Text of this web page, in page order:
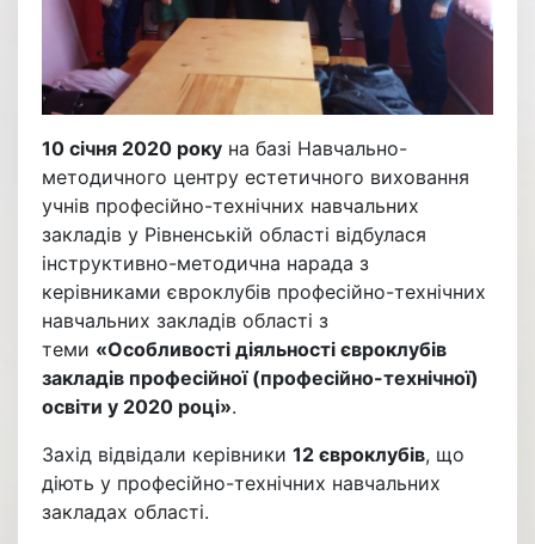
10 січня 2020 року на базі Навчально-
методичного центру естетичного виховання
учнів професійно-технічних навчальних
закладів у Рівненській області відбулася
інструктивно-методична нарада з
керівниками євроклубів професійно-технічних
навчальних закладів області з
теми «Особливості діяльності євроклубів
закладів професійної (професійно-технічної)
освіти у 2020 році».
Захід відвідали керівники 12 євроклубів, що
діють у професійно-технічних навчальних
закладах області.